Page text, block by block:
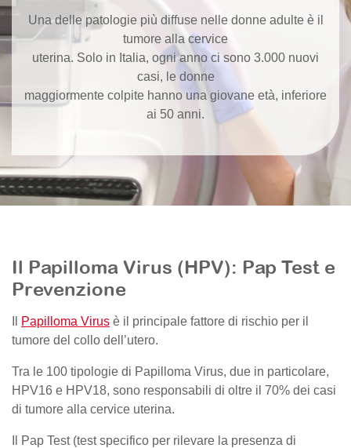
Una delle patologie più diffuse nelle donne adulte è il
tumore alla cervice
uterina. Solo in Italia, ogni anno ci sono 3.000 nuovi
casi, le donne
maggiormente colpite hanno una giovane età, inferiore
ai 50 anni.
Il Papilloma Virus (HPV): Pap Test e
Prevenzione
Papilloma Virus è il principale fattore di rischio per il
tumore del collo dell’utero.
Tra le 100 tipologie di Papilloma Virus, due in particolare,
HPV16 e HPV18, sono responsabili di oltre il 70% dei casi
di tumore alla cervice uterina.
Il Pap Test (test specifico per rilevare la presenza di